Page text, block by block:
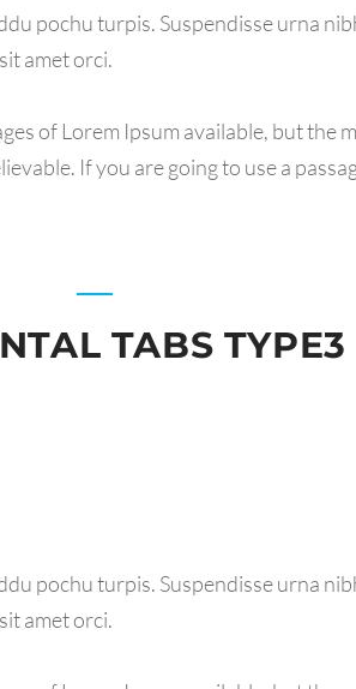
pochu turpis. Suspendisse urna
amet orci.
of Lorem Ipsum available, but
If you are going to use a
TABS TYPE3
pochu turpis. Suspendisse urna
amet orci.